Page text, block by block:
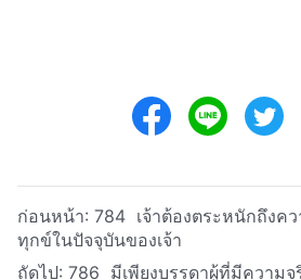
ก่อนหน้า: 784 เจ้าต้องตระหนักถึงค
ทุกข์ในปัจจุบันของเจ้า
ถัดไป: 786 มีเพียงบรรดาผู้ที่มีความจ